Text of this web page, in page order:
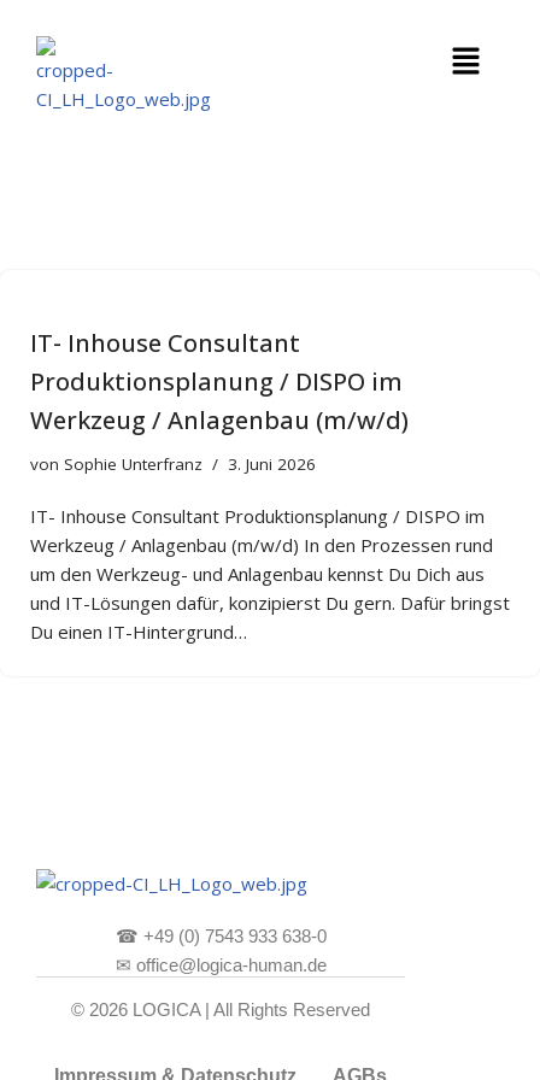
Zum
Inhalt
IT- Inhouse Consultant
Produktionsplanung / DISPO im
Werkzeug / Anlagenbau (m/w/d)
von Sophie Unterfranz 3. Juni 2026
IT- Inhouse Consultant Produktionsplanung / DISPO im
Werkzeug / Anlagenbau (m/w/d) In den Prozessen rund
um den Werkzeug- und Anlagenbau kennst Du Dich aus
und IT-Lösungen dafür, konzipierst Du gern. Dafür bringst
Du einen IT-Hintergrund…
☎ +49 (0) 7543 933 638-0
✉ office@logica-human.de
© 2026 LOGICA | All Rights Reserved
Impressum & Datenschutz AGBs